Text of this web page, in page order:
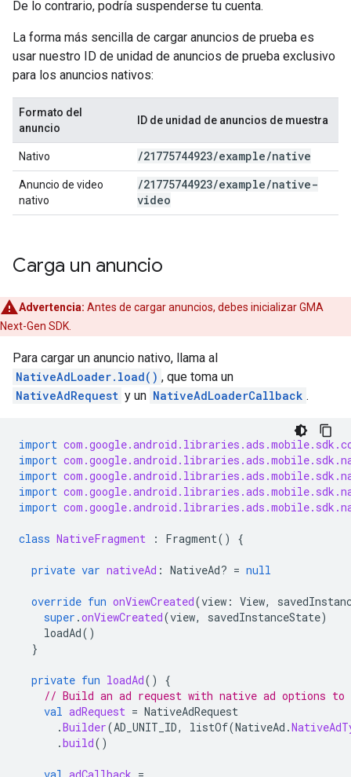
De lo contrario, podría suspenderse tu cuenta.
La forma más sencilla de cargar anuncios de prueba es
usar nuestro ID de unidad de anuncios de prueba exclusivo
para los anuncios nativos:
Formato del
anuncio
ID de unidad de anuncios de muestra
Nativo /21775744923/example/native
Anuncio de video
nativo
/21775744923/example/native-
video
Carga un anuncio
Advertencia: Antes de cargar anuncios, debes inicializarGMA
Next-Gen SDK
Para cargar un anuncio nativo, llama al
NativeAdLoader.load() , que toma un
NativeAdRequest y un NativeAdLoaderCallback .
import
import
import
import
import
class NativeFragment : Fragment() {
private var nativeAd : NativeAd? = null
override fun onViewCreated(view : View,
super .onViewCreated(view, savedInstanceState)
loadAd()
}
private fun loadAd()
{
// Build an ad request with native ad options to
val adRequest = NativeAdRequest
.Builder(AD_UNIT_ID, listOf(NativeAd .
.build()